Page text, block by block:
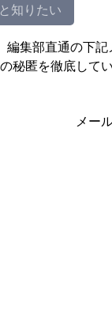
知りたい
集部直通の下
秘匿を徹底してい
メー